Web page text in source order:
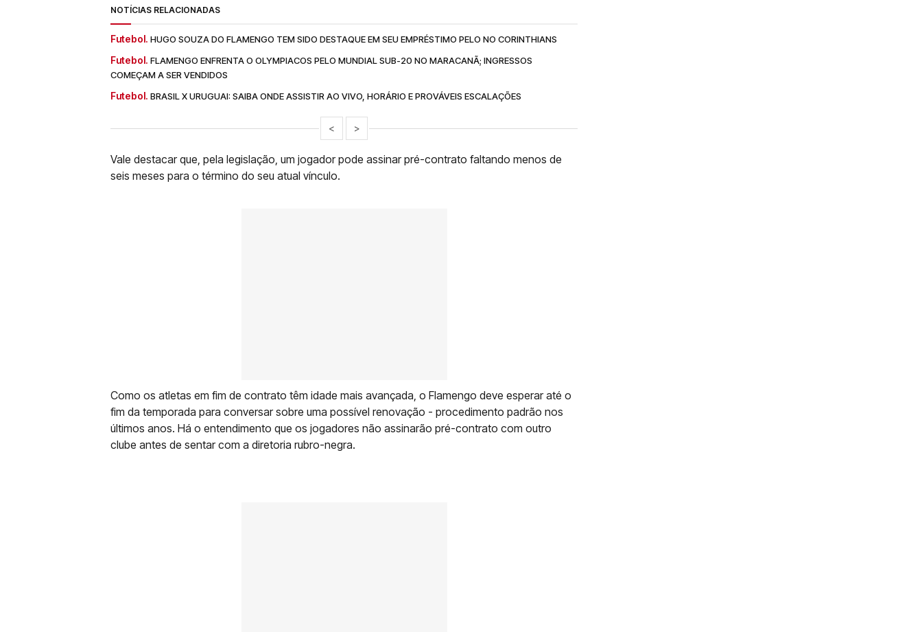
NOTÍCIAS RELACIONADAS
Futebol. HUGO SOUZA DO FLAMENGO TEM SIDO DESTAQUE EM SEU EMPRÉSTIMO PELO NO CORINTHIANS
Futebol. FLAMENGO ENFRENTA O OLYMPIACOS PELO MUNDIAL SUB-20 NO MARACANÃ; INGRESSOS
COMEÇAM A SER VENDIDOS
Futebol. BRASIL X URUGUAI: SAIBA ONDE ASSISTIR AO VIVO, HORÁRIO E PROVÁVEIS ESCALAÇÕES
< >
Vale destacar que, pela legislação, um jogador pode assinar pré-contrato faltando menos de
seis meses para o término do seu atual vínculo.
Como os atletas em fim de contrato têm idade mais avançada, o Flamengo deve esperar até o
fim da temporada para conversar sobre uma possível renovação - procedimento padrão nos
últimos anos. Há o entendimento que os jogadores não assinarão pré-contrato com outro
clube antes de sentar com a diretoria rubro-negra.